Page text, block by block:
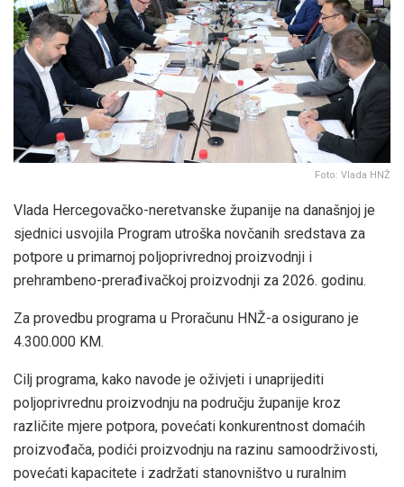
Foto: Vlada HNŽ
Vlada Hercegovačko-neretvanske županije na današnjoj je
sjednici usvojila Program utroška novčanih sredstava za
potpore u primarnoj poljoprivrednoj proizvodnji i
prehrambeno-prerađivačkoj proizvodnji za 2026. godinu.
Za provedbu programa u Proračunu HNŽ-a osigurano je
4.300.000 KM.
Cilj programa, kako navode je oživjeti i unaprijediti
poljoprivrednu proizvodnju na području županije kroz
različite mjere potpora, povećati konkurentnost domaćih
proizvođača, podići proizvodnju na razinu samoodrživosti,
povećati kapacitete i zadržati stanovništvo u ruralnim